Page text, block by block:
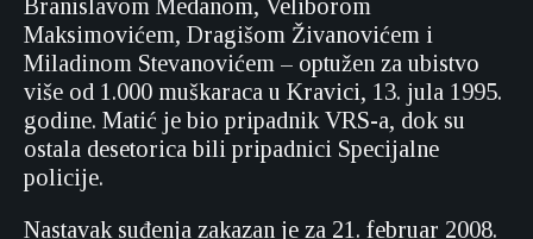
Branislavom Medanom, Veliborom
Maksimovićem, Dragišom Živanovićem i
Miladinom Stevanovićem – optužen za ubistvo
više od 1.000 muškaraca u Kravici, 13. jula 1995.
godine. Matić je bio pripadnik VRS-a, dok su
ostala desetorica bili pripadnici Specijalne
policije.
Nastavak suđenja zakazan je za 21. februar 2008.